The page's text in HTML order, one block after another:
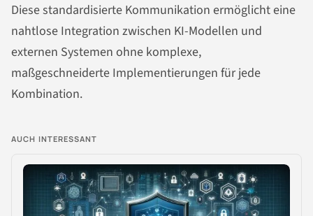
Diese standardisierte Kommunikation ermöglicht eine
nahtlose Integration zwischen KI-Modellen und
externen Systemen ohne komplexe,
maßgeschneiderte Implementierungen für jede
Kombination.
AUCH INTERESSANT